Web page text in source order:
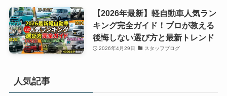
【2026年最新】軽自動車人気ラン
キング完全ガイド！プロが教える
後悔しない選び方と最新トレンド
2026年4月29日 スタッフブログ
人気記事